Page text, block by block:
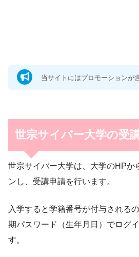
当サイトにはプロモーションが
世宗サイバー大学の受
世宗サイバー大学は、大学のHPか
ンし、受講申請を行います。
入学すると学籍番号が付与される
期パスワード（生年月日）でログ
す。